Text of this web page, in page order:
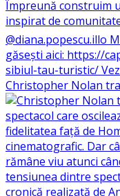
Christopher Nolan